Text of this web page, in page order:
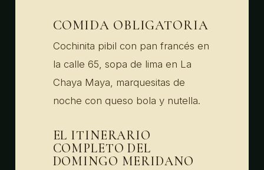
COMIDA OBLIGATORIA
Cochinita pibil con pan francés en
la calle 65, sopa de lima en La
Chaya Maya, marquesitas de
noche con queso bola y nutella.
EL ITINERARIO
COMPLETO DEL
DOMINGO MERIDANO